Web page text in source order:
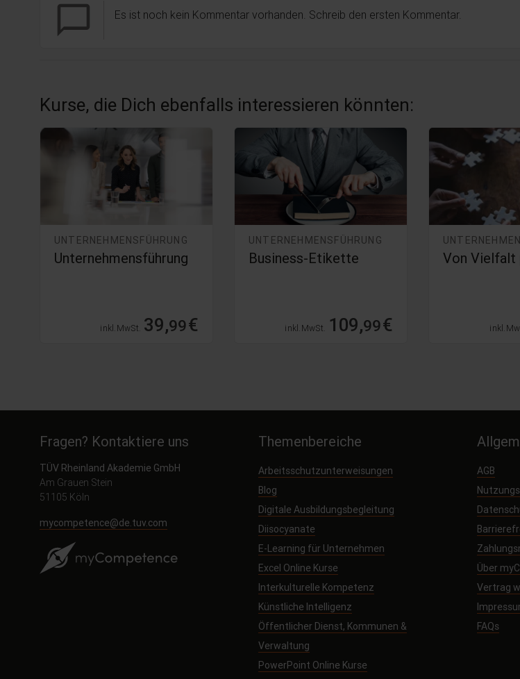
chat_bubble_outline Es ist noch kein Kommentar vorhanden. Schreib den ersten Kommentar.
Kurse, die Dich ebenfalls interessieren könnten:
UNTERNEHMENSFÜHRUNG
Unternehmensführung
inkl. MwSt. 39,99€
UNTERNEHMENSFÜHRUNG
Business-Etikette
inkl. MwSt. 109,99€
Von
inkl.
Fragen? Kontaktiere uns
TÜV Rheinland Akademie GmbH
Am Grauen Stein
51105 Köln
mycompetence@de.tuv.com
Themenbereiche
Arbeitsschutzunterweisungen
Blog
Digitale Ausbildungsbegleitung
Diisocyanate
E-Learning für Unternehmen
Excel Online Kurse
Interkulturelle Kompetenz
Künstliche Intelligenz
Öffentlicher Dienst, Kommunen &
Verwaltung
PowerPoint Online Kurse
AGB
Über
Vertrag
FAQs